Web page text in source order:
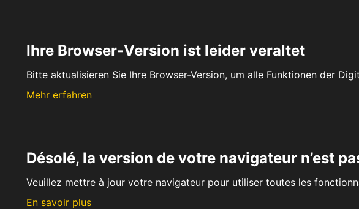
Ihre Browser-Version ist leider veraltet
Bitte aktualisieren Sie Ihre Browser-Version, um alle Funktionen der
Mehr erfahren
Désolé, la version de votre navigateur n’est
Veuillez mettre à jour votre navigateur pour utiliser toutes les
En savoir plus